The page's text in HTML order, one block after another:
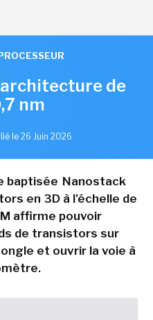
de
nm
le 26 Juin 2026
baptisée Nanostack
en 3D à l'échelle de
affirme pouvoir
de transistors sur
et ouvrir la voie à